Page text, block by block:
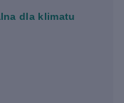
dla klimatu